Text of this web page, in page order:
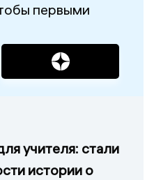
первыми
учителя: стали
истории о